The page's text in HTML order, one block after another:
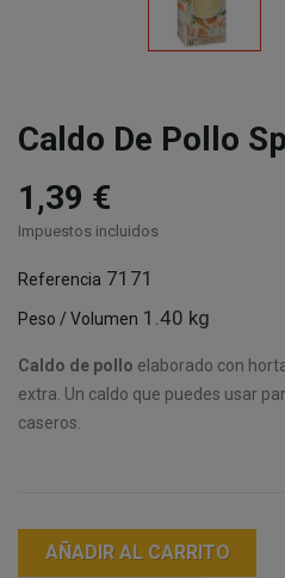
Caldo De Pollo
1,39 €
Impuestos incluidos
Referencia 7171
Peso / Volumen 1.40 kg
Caldo de pollo elaborado con
extra. Un caldo que puedes usar
caseros.
AÑADIR AL CARRITO